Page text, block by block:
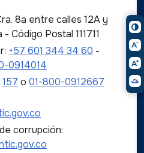
8a entre calles 12A y
Código Postal 111711
+57 601 344 34 60 -
0914014
157 o 01-800-0912667
corrupción: